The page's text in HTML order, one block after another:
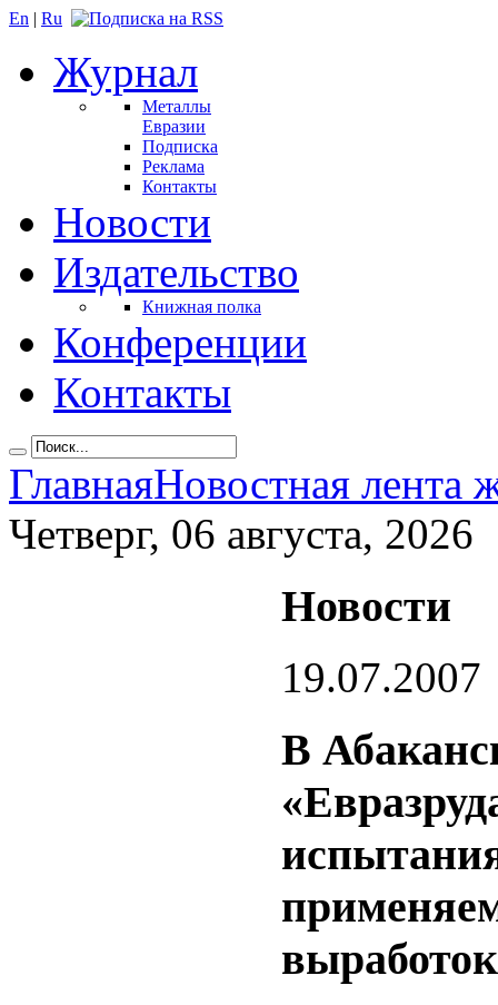
En | Ru
Журнал
Металлы
Евразии
Подписка
Реклама
Контакты
Новости
Издательство
Книжная полка
Конференции
Контакты
ГлавнаяНовостная лента
Четверг, 06 августа, 2026
Новости
19.07.2007
В
выработок